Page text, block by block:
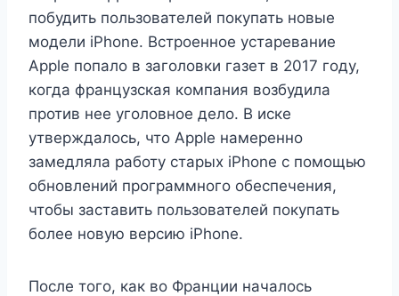
побудить пользователей покупать новые
модели iPhone. Встроенное устаревание
Apple попало в заголовки газет в 2017 году,
когда французская компания возбудила
против нее уголовное дело. В иске
утверждалось, что Apple намеренно
замедляла работу старых iPhone с помощью
обновлений программного обеспечения,
чтобы заставить пользователей покупать
более новую версию iPhone.
После того, как во Франции началось